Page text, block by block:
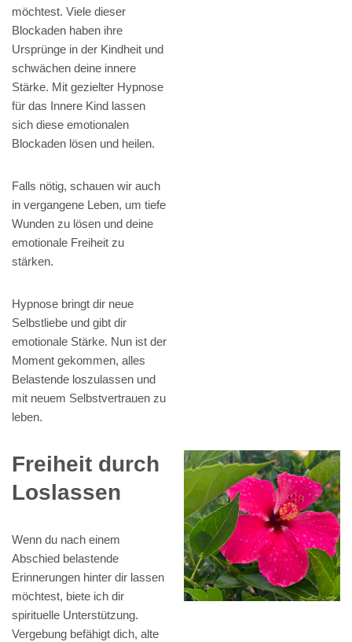
möchtest. Viele dieser
Blockaden haben ihre
Ursprünge in der Kindheit und
schwächen deine innere
Stärke. Mit gezielter Hypnose
für das Innere Kind lassen
sich diese emotionalen
Blockaden lösen und heilen.
Falls nötig, schauen wir auch
in vergangene Leben, um tiefe
Wunden zu lösen und deine
emotionale Freiheit zu
stärken.
Hypnose bringt dir neue
Selbstliebe und gibt dir
emotionale Stärke. Nun ist der
Moment gekommen, alles
Belastende loszulassen und
mit neuem Selbstvertrauen zu
leben.
Freiheit durch
Loslassen
Wenn du nach einem
Abschied belastende
Erinnerungen hinter dir lassen
möchtest, biete ich dir
spirituelle Unterstützung.
Vergebung befähigt dich, alte